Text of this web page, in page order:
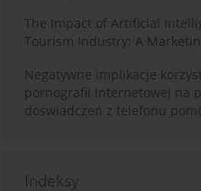
The Impact of Artificial
Tourism Industry: A
Negatywne implikacje
pornografii internetowej na
doświadczeń z telefonu
Indeksy